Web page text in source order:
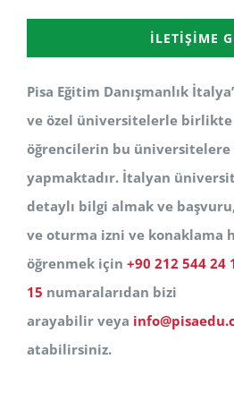
İLETIŞIME
Pisa Eğitim Danışmanlık
ve özel üniversitelerle birlikte
öğrencilerin bu üniversitelere
yapmaktadır. İtalyan
detaylı bilgi almak ve
ve oturma izni ve konaklama
öğrenmek için +90 212 544 24
15 numaralarıdan bizi
arayabilir veya
atabilirsiniz.